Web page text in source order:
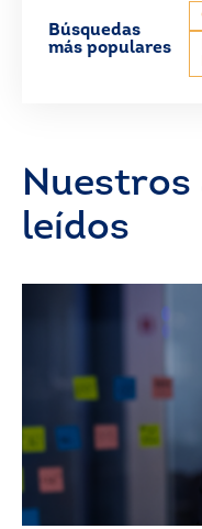
Búsquedas
más populares
leídos